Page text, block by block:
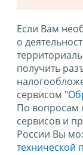
Если Вам
о
получить
сервисом
По вопросам
сервисов и
России Вы
технической